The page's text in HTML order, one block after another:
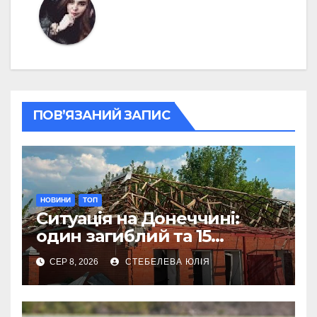
ПОВ’ЯЗАНИЙ ЗАПИС
НОВИНИ ТОП
Ситуація на Донеччині:
один загиблий та 15
поранених за добу
СЕР 8, 2026 СТЕБЕЛЕВА ЮЛІЯ